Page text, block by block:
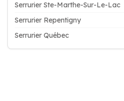
Serrurier Ste-Marthe-Sur-Le-Lac
Serrurier Repentigny
Serrurier Québec